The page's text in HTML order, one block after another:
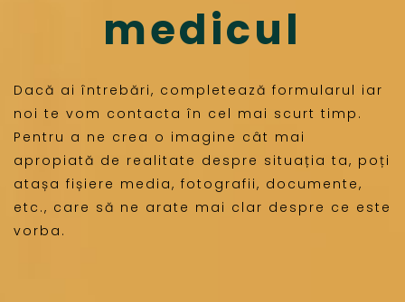
medicul
Dacă ai întrebări, completează formularul iar
noi te vom contacta în cel mai scurt timp.
Pentru a ne crea o imagine cât mai
apropiată de realitate despre situația ta, poți
atașa fișiere media, fotografii, documente,
etc., care să ne arate mai clar despre ce este
vorba.